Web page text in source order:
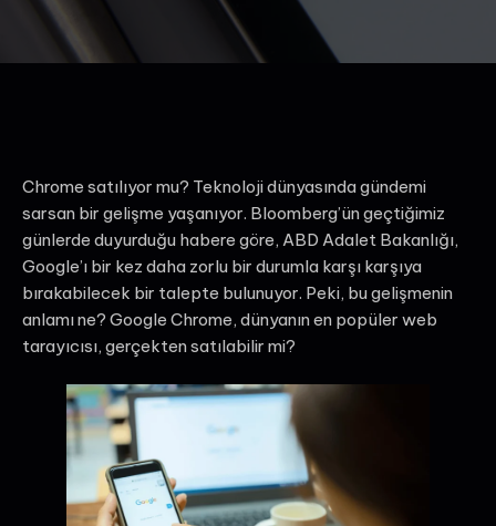
Chrome satılıyor mu? Teknoloji dünyasında gündemi
sarsan bir gelişme yaşanıyor. Bloomberg’ün geçtiğimiz
günlerde duyurduğu habere göre, ABD Adalet Bakanlığı,
Google’ı bir kez daha zorlu bir durumla karşı karşıya
bırakabilecek bir talepte bulunuyor. Peki, bu gelişmenin
anlamı ne? Google Chrome, dünyanın en popüler web
tarayıcısı, gerçekten satılabilir mi?